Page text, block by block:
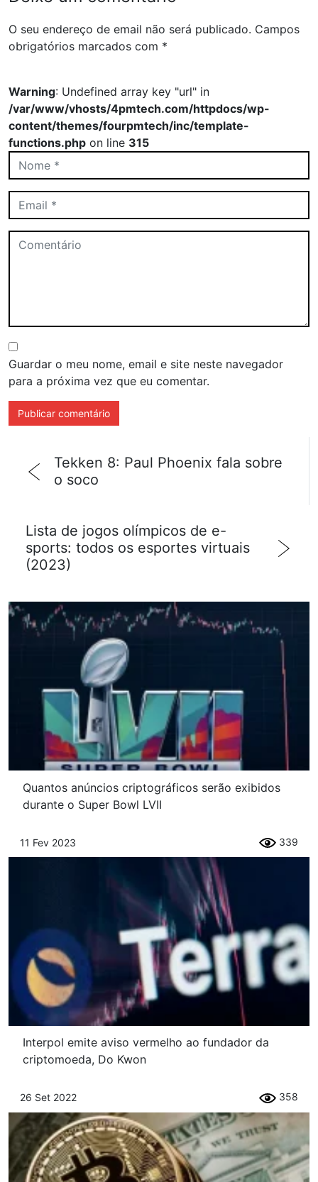
O seu endereço de email não será publicado. Campos
obrigatórios marcados com *
Warning: Undefined array key "url" in
/var/www/vhosts/4pmtech.com/httpdocs/wp-
content/themes/fourpmtech/inc/template-
functions.php on line 315
Guardar o meu nome, email e site neste navegador
para a próxima vez que eu comentar.
Tekken 8: Paul Phoenix fala sobre
o soco
Lista de jogos olímpicos de e-
sports: todos os esportes virtuais
(2023)
Quantos anúncios criptográficos serão exibidos
durante o Super Bowl LVII
11 Fev 2023 339
Interpol emite aviso vermelho ao fundador da
criptomoeda, Do Kwon
26 Set 2022 358